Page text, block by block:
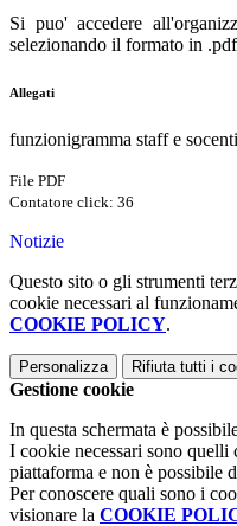
Si puo' accedere
selezionando il formato in .pdf
Allegati
funzionigramma staff e
File PDF
Contatore click: 36
Notizie
Questo sito o gli strumenti
cookie necessari al
COOKIE POLICY.
Personalizza Rifiuta tutti i
Gestione cookie
In questa schermata è
I cookie necessari sono
piattaforma e non è possibile
Per conoscere quali sono i
visionare la COOKIE